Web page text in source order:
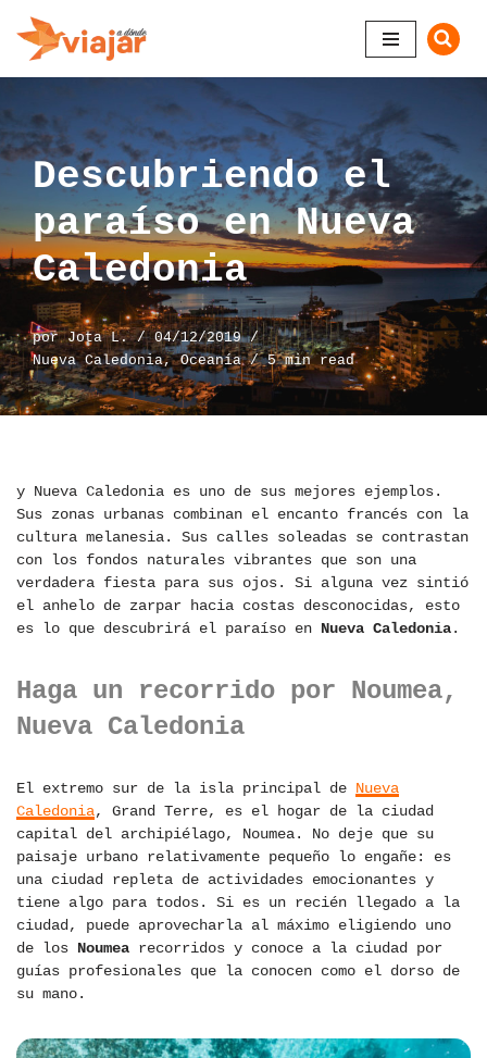
Saltar
al
Descubriendo el
paraíso en Nueva
Caledonia
porJota L.
04/12/2019
Nueva Caledonia,Oceanía 5 min read
y Nueva Caledonia es uno de sus mejores ejemplos.
Sus zonas urbanas combinan el encanto francés con la
cultura melanesia. Sus calles soleadas se contrastan
con los fondos naturales vibrantes que son una
verdadera fiesta para sus ojos. Si alguna vez sintió
el anhelo de zarpar hacia costas desconocidas, esto
es lo que descubrirá el paraíso en Nueva Caledonia.
Haga un recorrido por Noumea,
Nueva Caledonia
El extremo sur de la isla principal de Nueva
Caledonia, Grand Terre, es el hogar de la ciudad
capital del archipiélago, Noumea. No deje que su
paisaje urbano relativamente pequeño lo engañe: es
una ciudad repleta de actividades emocionantes y
tiene algo para todos. Si es un recién llegado a la
ciudad, puede aprovecharla al máximo eligiendo uno
de los Noumea recorridos y conoce a la ciudad por
guías profesionales que la conocen como el dorso de
su mano.